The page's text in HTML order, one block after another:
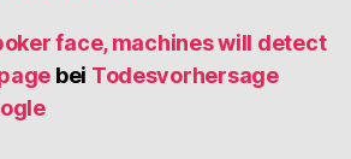
face, machines will detect
bei Todesvorhersage